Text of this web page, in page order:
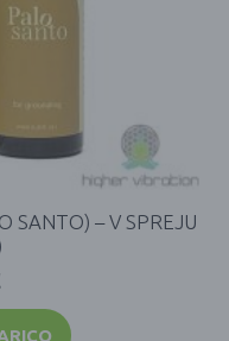
SANTO) – V SPREJU